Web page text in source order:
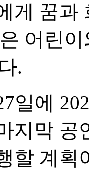
게 꿈과
어린
.
일에
지막 공
할 계획